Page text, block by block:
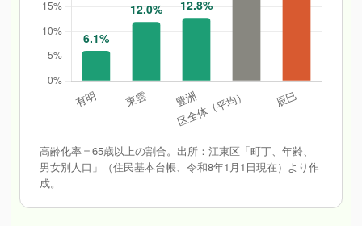
高齢化率＝65歳以上の割合。出所：江東区「町丁、年齢、
男女別人口」（住民基本台帳、令和8年1月1日現在）より作
成。